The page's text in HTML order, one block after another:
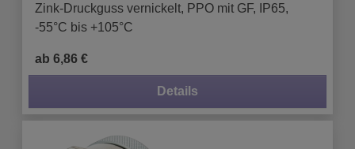
Zink-Druckguss vernickelt, PPO mit GF, IP65,
-55°C bis +105°C
ab 6,86 €
Details